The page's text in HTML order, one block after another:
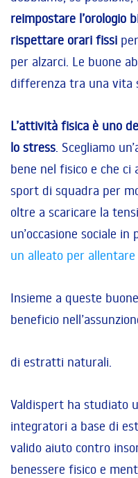
reimpostare l’orologio
rispettare orari fissi
per alzarci. Le buone
differenza tra una vita
L’attività fisica è uno
lo stress. Scegliamo
bene nel fisico e che ci
sport di squadra per
oltre a scaricare la
un’occasione sociale
un alleato per
Insieme a queste
beneficio
di estratti naturali.
Valdispert ha studiato
integratori a base di
valido aiuto contro
benessere fisico e